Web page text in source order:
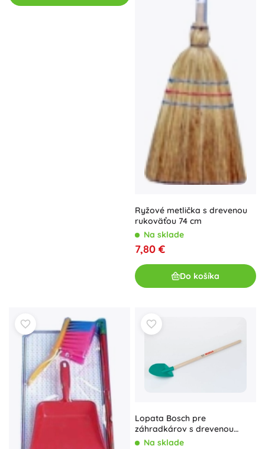
Ryžové metlička s drevenou
rukoväťou 74 cm
Na sklade
7,80 €
Do košíka
Lopata Bosch pre
záhradkárov s drevenou
násadou
Na sklade